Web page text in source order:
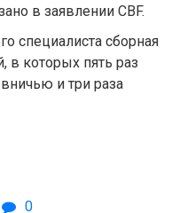
в заявлении CBF.
специалиста сборная
в которых пять раз
и три раза
0